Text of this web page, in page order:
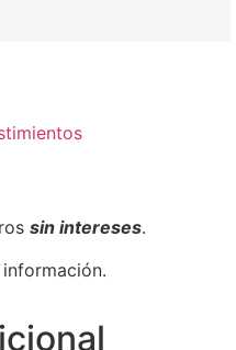
sin intereses.